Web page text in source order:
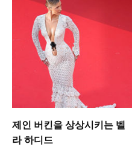
제인 버킨을 상상시키는 벨
라 하디드